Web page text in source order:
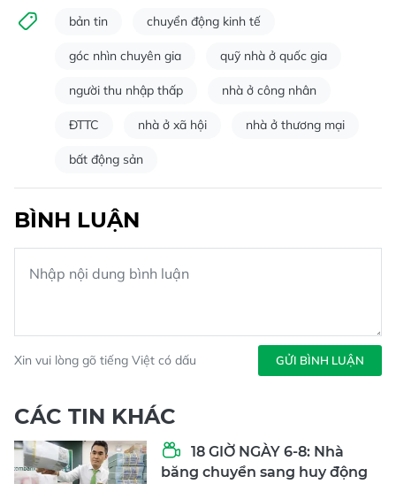
bản tin chuyển động kinh tế
góc nhìn chuyên gia quỹ nhà ở quốc gia
người thu nhập thấp nhà ở công nhân
ĐTTC nhà ở xã hội nhà ở thương mại
bất động sản
BÌNH LUẬN
Xin vui lòng gõ tiếng Việt có dấu GỬI BÌNH LUẬN
CÁC TIN KHÁC
18 GIỜ NGÀY 6-8: Nhà
băng chuyển sang huy động